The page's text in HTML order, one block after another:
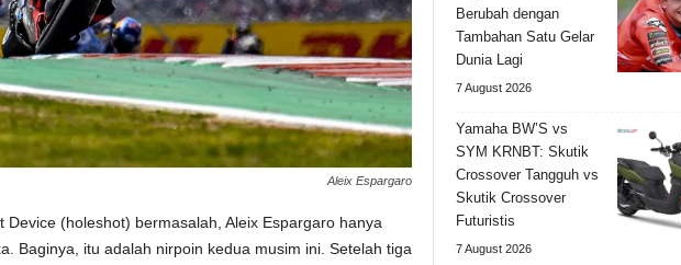
Aleix Espargaro
(holeshot) bermasalah, Aleix Espargaro hanya
Baginya, itu adalah nirpoin kedua musim ini. Setelah tiga
Berubah dengan
Tambahan Satu Gelar
Dunia Lagi
7 August 2026
Yamaha BW’S vs
SYM KRNBT: Skutik
Crossover Tangguh vs
Skutik Crossover
Futuristis
7 August 2026